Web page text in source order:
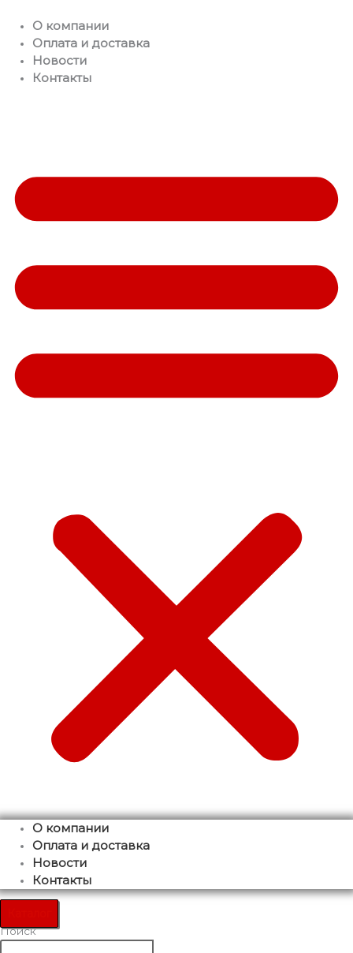
содержимому
О компании
Оплата и доставка
Новости
Контакты
О компании
Оплата и доставка
Новости
Контакты
Поиск